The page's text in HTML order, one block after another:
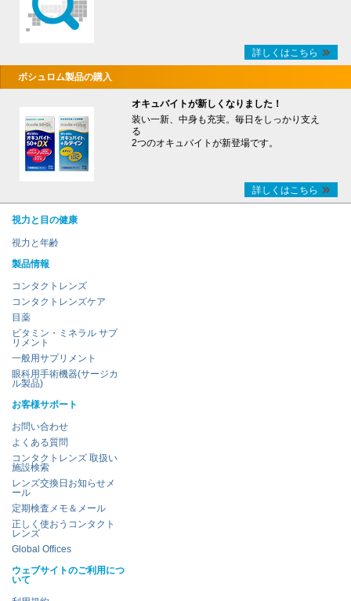
詳しくはこちら
ボシュロム製品の購入
オキュバイトが新しくなりました！
装い一新、中身も充実。毎日をしっかり支え
る
2つのオキュバイトが新登場です。
詳しくはこちら
視力と目の健康
視力と年齢
製品情報
コンタクトレンズ
コンタクトレンズケア
目薬
ビタミン・ミネラル サプ
リメント
一般用サプリメント
眼科用手術機器(サージカ
ル製品)
お客様サポート
お問い合わせ
よくある質問
コンタクトレンズ 取扱い
施設検索
レンズ交換日お知らせメ
ール
定期検査メモ＆メール
正しく使おうコンタクト
レンズ
Global Offices
ウェブサイトのご利用につ
いて